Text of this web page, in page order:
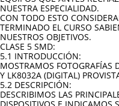
NUESTRA ESPECIALIDAD.
CON TODO ESTO
TERMINADO EL CURSO
NUESTROS OBJETIVOS.
CLASE 5 SMD:
5.1 INTRODUCCIÓN:
MOSTRAMOS FOTOGRAFÍAS
Y LK8032A (DIGITAL)
5.2 DESCRIPCIÓN:
DESCRIBIMOS LAS